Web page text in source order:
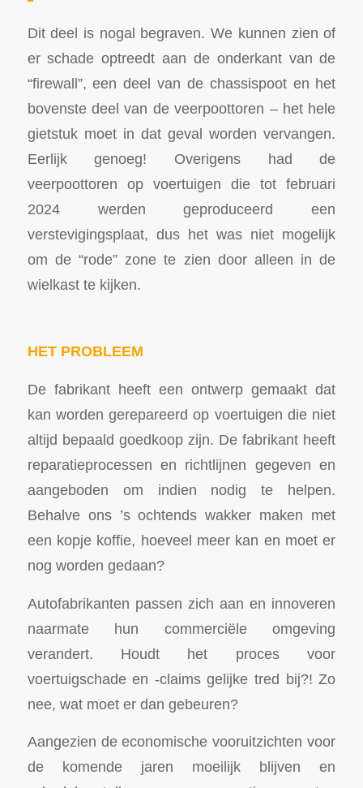
Dit deel is nogal begraven. We kunnen zien of
er schade optreedt aan de onderkant van de
“firewall”, een deel van de chassispoot en het
bovenste deel van de veerpoottoren – het hele
gietstuk moet in dat geval worden vervangen.
Eerlijk genoeg! Overigens had de
veerpoottoren op voertuigen die tot februari
2024 werden geproduceerd een
verstevigingsplaat, dus het was niet mogelijk
om de “rode” zone te zien door alleen in de
wielkast te kijken.
HET PROBLEEM
De fabrikant heeft een ontwerp gemaakt dat
kan worden gerepareerd op voertuigen die niet
altijd bepaald goedkoop zijn. De fabrikant heeft
reparatieprocessen en richtlijnen gegeven en
aangeboden om indien nodig te helpen.
Behalve ons ’s ochtends wakker maken met
een kopje koffie, hoeveel meer kan en moet er
nog worden gedaan?
Autofabrikanten passen zich aan en innoveren
naarmate hun commerciële omgeving
verandert. Houdt het proces voor
voertuigschade en -claims gelijke tred bij?! Zo
nee, wat moet er dan gebeuren?
Aangezien de economische vooruitzichten voor
de komende jaren moeilijk blijven en